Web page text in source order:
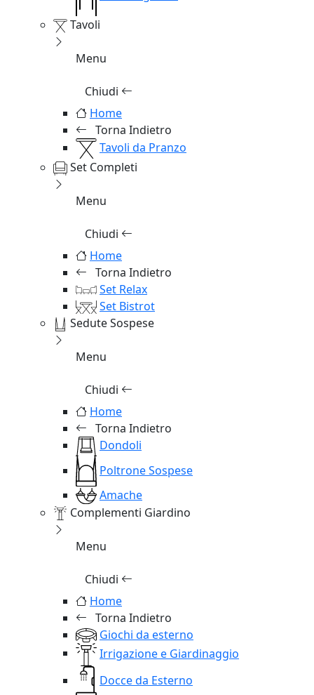
Tavoli
Menu
Chiudi
Home
Torna Indietro
Tavoli da Pranzo
Set Completi
Menu
Chiudi
Home
Torna Indietro
Set Relax
Set Bistrot
Sedute Sospese
Menu
Chiudi
Home
Torna Indietro
Dondoli
Poltrone Sospese
Amache
Complementi Giardino
Menu
Chiudi
Home
Torna Indietro
Giochi da esterno
Irrigazione e Giardinaggio
Docce da Esterno